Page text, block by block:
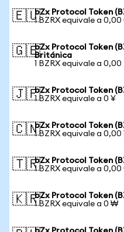
🇪🇺bZx Protocol Token
1 BZRX equivale a
🇬🇧bZx Protocol Token
Británica
1 BZRX equivale a 0,00
🇯🇵bZx Protocol Token
1 BZRX equivale a 0 ¥
🇨🇳bZx Protocol Token
1 BZRX equivale a 0,00
🇹🇷bZx Protocol Token
1 BZRX equivale a 0,00
🇰🇷bZx Protocol Token
1 BZRX equivale a 0 ₩